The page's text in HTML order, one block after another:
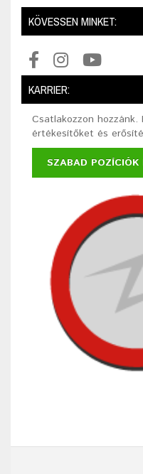
KÖVESSEN MINKET:
KARRIER:
Csatlakozzon hozzánk.
értékesítőket és
SZABAD POZÍCIÓK